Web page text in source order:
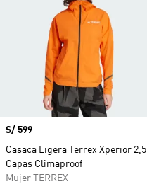
Precio
S/ 599
Casaca Ligera Terrex Xperior 2,5
Capas Climaproof
Mujer TERREX